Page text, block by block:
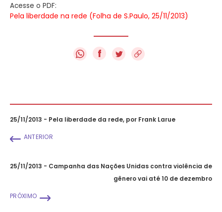
Acesse o PDF:
Pela liberdade na rede (Folha de S.Paulo, 25/11/2013)
f
25/11/2013 - Pela liberdade da rede, por Frank Larue
ANTERIOR
25/11/2013 - Campanha das Nações Unidas contra violência de
gênero vai até 10 de dezembro
PRÓXIMO